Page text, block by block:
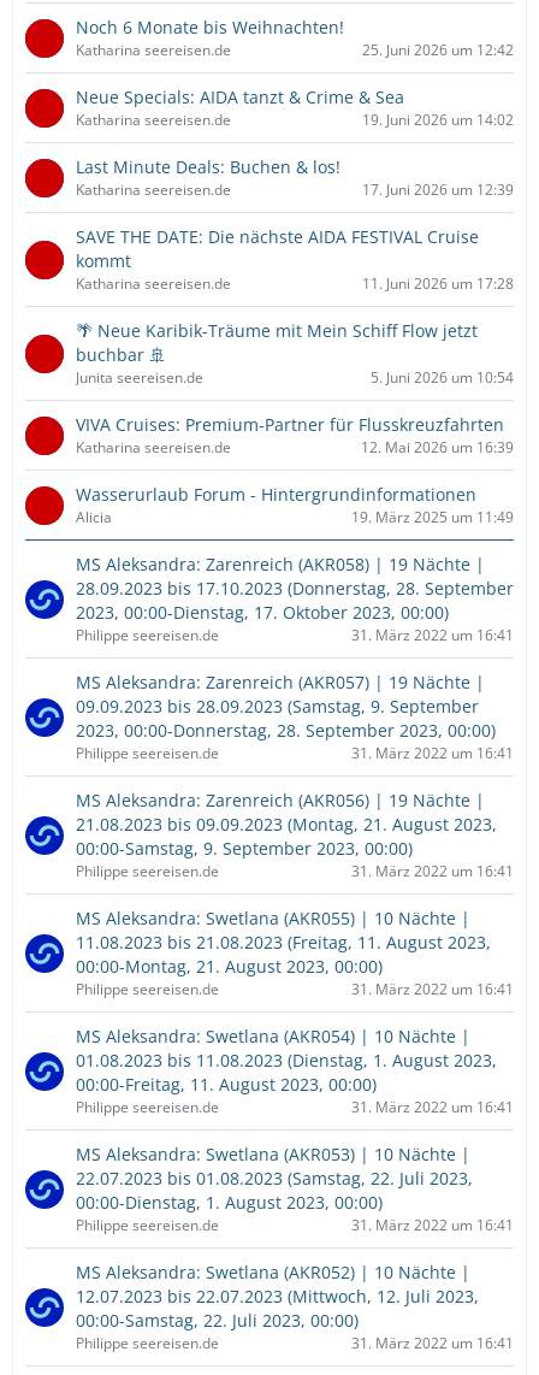
Noch 6 Monate bis Weihnachten!
Katharina seereisen.de 25. Juni 2026 um 12:42
Neue Specials: AIDA tanzt & Crime & Sea
Katharina seereisen.de 19. Juni 2026 um 14:02
Last Minute Deals: Buchen & los!
Katharina seereisen.de 17. Juni 2026 um 12:39
SAVE THE DATE: Die nächste AIDA FESTIVAL Cruise
kommt
Katharina seereisen.de 11. Juni 2026 um 17:28
🌴 Neue Karibik-Träume mit Mein Schiff Flow jetzt
buchbar 🚢
Junita seereisen.de 5. Juni 2026 um 10:54
VIVA Cruises: Premium-Partner für Flusskreuzfahrten
Katharina seereisen.de 12. Mai 2026 um 16:39
Wasserurlaub Forum - Hintergrundinformationen
Alicia 19. März 2025 um 11:49
MS Aleksandra: Zarenreich (AKR058) | 19 Nächte |
28.09.2023 bis 17.10.2023 (Donnerstag, 28. September
2023, 00:00-Dienstag, 17. Oktober 2023, 00:00)
Philippe seereisen.de 31. März 2022 um 16:41
MS Aleksandra: Zarenreich (AKR057) | 19 Nächte |
09.09.2023 bis 28.09.2023 (Samstag, 9. September
2023, 00:00-Donnerstag, 28. September 2023, 00:00)
Philippe seereisen.de 31. März 2022 um 16:41
MS Aleksandra: Zarenreich (AKR056) | 19 Nächte |
21.08.2023 bis 09.09.2023 (Montag, 21. August 2023,
00:00-Samstag, 9. September 2023, 00:00)
Philippe seereisen.de 31. März 2022 um 16:41
MS Aleksandra: Swetlana (AKR055) | 10 Nächte |
11.08.2023 bis 21.08.2023 (Freitag, 11. August 2023,
00:00-Montag, 21. August 2023, 00:00)
Philippe seereisen.de 31. März 2022 um 16:41
MS Aleksandra: Swetlana (AKR054) | 10 Nächte |
01.08.2023 bis 11.08.2023 (Dienstag, 1. August 2023,
00:00-Freitag, 11. August 2023, 00:00)
Philippe seereisen.de 31. März 2022 um 16:41
MS Aleksandra: Swetlana (AKR053) | 10 Nächte |
22.07.2023 bis 01.08.2023 (Samstag, 22. Juli 2023,
00:00-Dienstag, 1. August 2023, 00:00)
Philippe seereisen.de 31. März 2022 um 16:41
MS Aleksandra: Swetlana (AKR052) | 10 Nächte |
12.07.2023 bis 22.07.2023 (Mittwoch, 12. Juli 2023,
00:00-Samstag, 22. Juli 2023, 00:00)
Philippe seereisen.de 31. März 2022 um 16:41